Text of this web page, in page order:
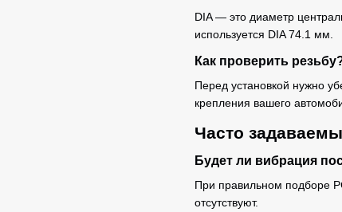
DIA — это диаметр
используется DIA 74.1 мм.
Как проверить
Перед установкой нужно
крепления вашего
Часто
Будет ли вибрация
При правильном подборе
отсутствуют.